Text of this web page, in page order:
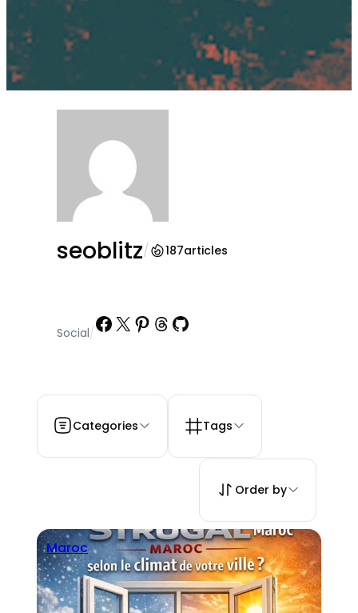
seoblitz/ 187articles
Social/Facebook
X Pinterest
Threads
GitHub
Categories Tags
Order by
Maroc